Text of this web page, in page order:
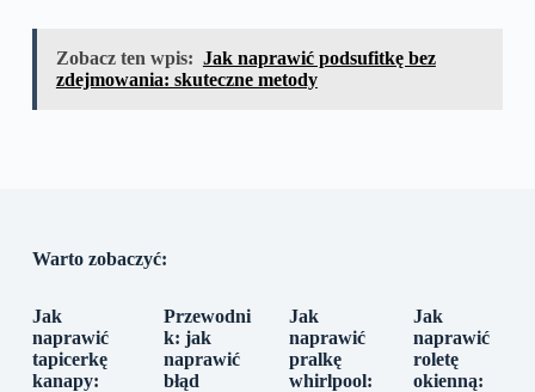
Zobacz ten wpis: Jak naprawić podsufitkę bez
zdejmowania: skuteczne metody
Warto zobaczyć:
Jak
naprawić
tapicerkę
kanapy:
Przewodni
k: jak
naprawić
błąd
Jak
naprawić
pralkę
whirlpool:
Jak
naprawić
roletę
okienną: